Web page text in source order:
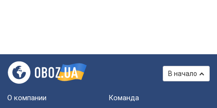
В начало
О компании Команда